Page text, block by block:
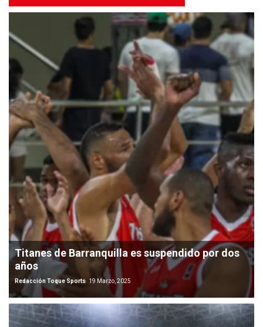
Titanes de Barranquilla es suspendido por dos
años
Redacción Toque Sports 19 Marzo, 2025